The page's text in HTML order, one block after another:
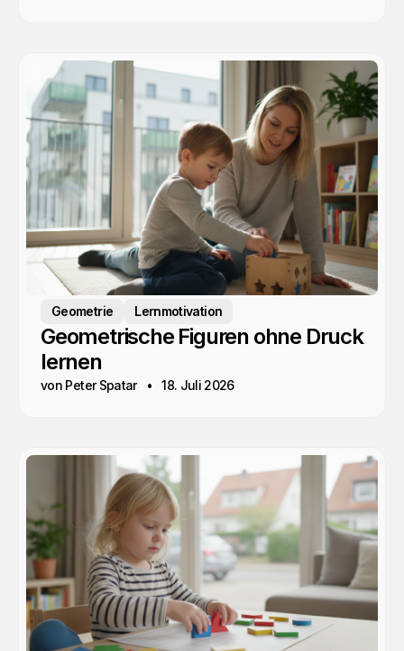
Geometrie Lernmotivation
Geometrische Figuren ohne Druck
lernen
von Peter Spatar 18. Juli 2026